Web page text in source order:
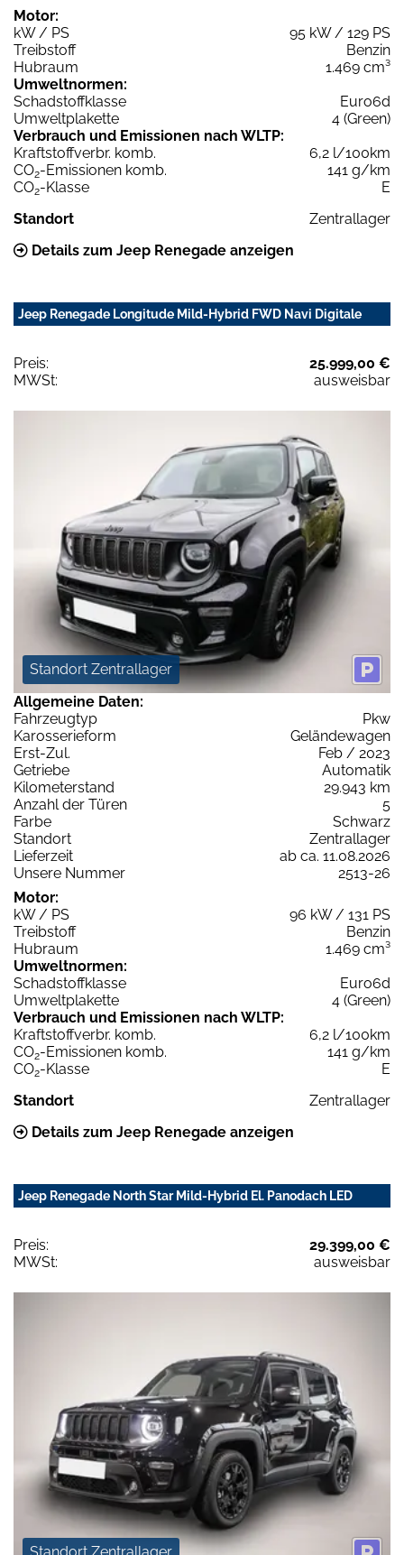
Motor:
kW / PS
95 kW / 129 PS
Treibstoff
Benzin
Hubraum
1.469 cm³
Umweltnormen:
Schadstoffklasse
Euro6d
Umweltplakette
4 (Green)
Verbrauch und Emissionen nach WLTP:
Kraftstoffverbr. komb.
6,2 l/100km
CO2-Emissionen komb.
141 g/km
CO2-Klasse
E
Standort
Zentrallager
Details zum Jeep Renegade anzeigen
Jeep Renegade Longitude Mild-Hybrid FWD Navi Digitale
Preis:
25.999,00 €
MWSt:
ausweisbar
Standort Zentrallager
Allgemeine Daten:
Fahrzeugtyp
Pkw
Karosserieform
Geländewagen
Erst-Zul.
Feb / 2023
Getriebe
Automatik
Kilometerstand
29.943 km
Anzahl der Türen
5
Farbe
Schwarz
Standort
Zentrallager
Lieferzeit
ab ca. 11.08.2026
Unsere Nummer
2513-26
Motor:
kW / PS
96 kW / 131 PS
Treibstoff
Benzin
Hubraum
1.469 cm³
Umweltnormen:
Schadstoffklasse
Euro6d
Umweltplakette
4 (Green)
Verbrauch und Emissionen nach WLTP:
Kraftstoffverbr. komb.
6,2 l/100km
CO2-Emissionen komb.
141 g/km
CO2-Klasse
E
Standort
Zentrallager
Details zum Jeep Renegade anzeigen
Jeep Renegade North Star Mild-Hybrid El. Panodach LED
Preis:
29.399,00 €
MWSt:
ausweisbar
Standort Zentrallager